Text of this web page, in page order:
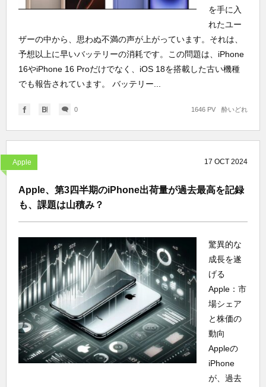
を手に入
れたユー
ザーの中から、思わぬ不満の声が上がっています。それは、
予想以上に早いバッテリーの消耗です。この問題は、iPhone
16やiPhone 16 Proだけでなく、iOS 18を搭載した古い機種
でも報告されています。 バッテリー...
0 酔いどれ
1646 PV
Apple 17 OCT 2024
Apple、第3四半期のiPhone出荷量が過去最高を記録
も、課題は山積み？
驚異的な
成長を遂
げる
Apple：市
場シェア
と株価の
動向
Appleの
iPhone
が、過去